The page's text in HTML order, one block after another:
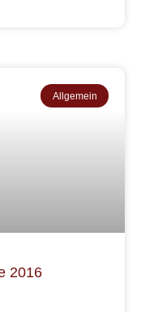
Allgemein
2016